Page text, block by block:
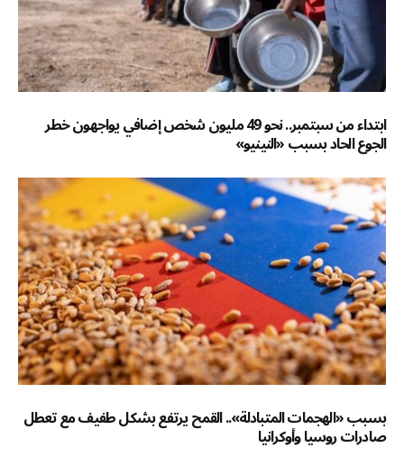
ابتداء من سبتمبر.. نحو 49 مليون شخص إضافي يواجهون خطر
الجوع الحاد بسبب «النينيو»
بسبب «الهجمات المتبادلة».. القمح يرتفع بشكل طفيف مع تعطل
صادرات روسيا وأوكرانيا